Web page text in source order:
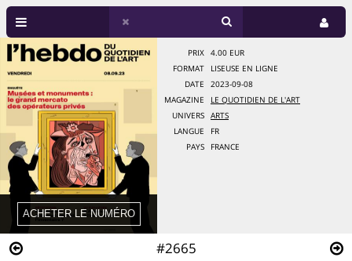
#2665
PRIX
4.00 EUR
FORMAT
LISEUSE EN LIGNE
DATE
2023-09-08
MAGAZINE
LE QUOTIDIEN DE L'ART
UNIVERS
ARTS
LANGUE
FR
PAYS
FRANCE